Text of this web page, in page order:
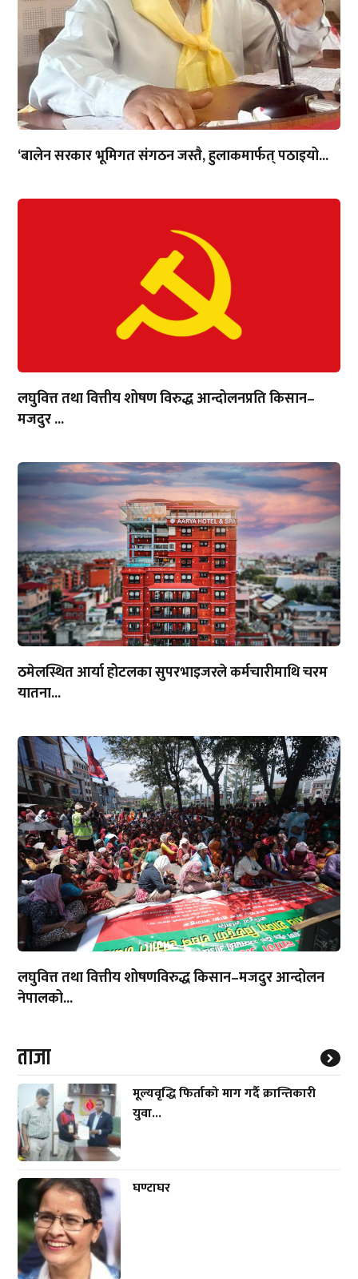
‘बालेन सरकार भूमिगत संगठन जस्तै, हुलाकमार्फत् पठाइयो...
लघुवित्त तथा वित्तीय शोषण विरुद्ध आन्दोलनप्रति किसान–
मजदुर ...
ठमेलस्थित आर्या होटलका सुपरभाइजरले कर्मचारीमाथि चरम
यातना...
लघुवित्त तथा वित्तीय शोषणविरुद्ध किसान–मजदुर आन्दोलन
नेपालको...
ताजा
मूल्यवृद्धि फिर्ताको माग गर्दै क्रान्तिकारी
युवा...
घण्टाघर